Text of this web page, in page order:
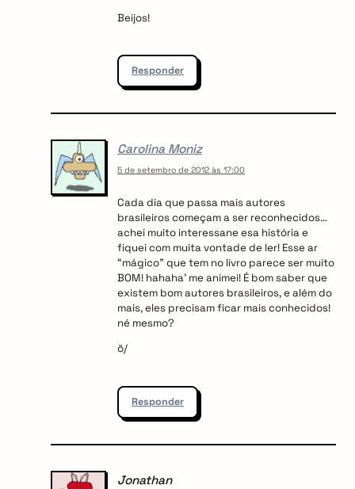
Beijos!
Responder
Carolina Moniz
5 de setembro de 2012 às 17:00
Cada dia que passa mais autores
brasileiros começam a ser reconhecidos…
achei muito interessane esa história e
fiquei com muita vontade de ler! Esse ar
“mágico” que tem no livro parece ser muito
BOM! hahaha’ me animei! É bom saber que
existem bom autores brasileiros, e além do
mais, eles precisam ficar mais conhecidos!
né mesmo?
õ/
Responder
Jonathan